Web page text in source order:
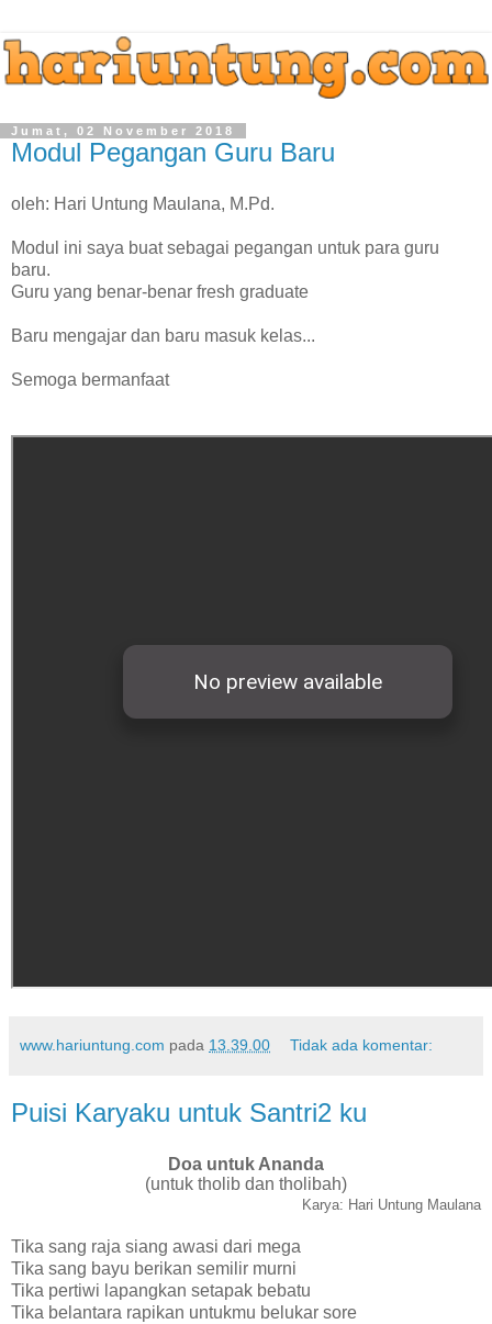
Jumat, 02 November 2018
Modul Pegangan Guru Baru
oleh: Hari Untung Maulana, M.Pd.
Modul ini saya buat sebagai pegangan untuk para guru
baru.
Guru yang benar-benar fresh graduate
Baru mengajar dan baru masuk kelas...
Semoga bermanfaat
www.hariuntung.com pada 13.39.00 Tidak ada komentar:
Puisi Karyaku untuk Santri2 ku
Doa untuk Ananda
(untuk tholib dan tholibah)
Karya: Hari Untung Maulana
Tika sang raja siang awasi dari mega
Tika sang bayu berikan semilir murni
Tika pertiwi lapangkan setapak bebatu
Tika belantara rapikan untukmu belukar sore